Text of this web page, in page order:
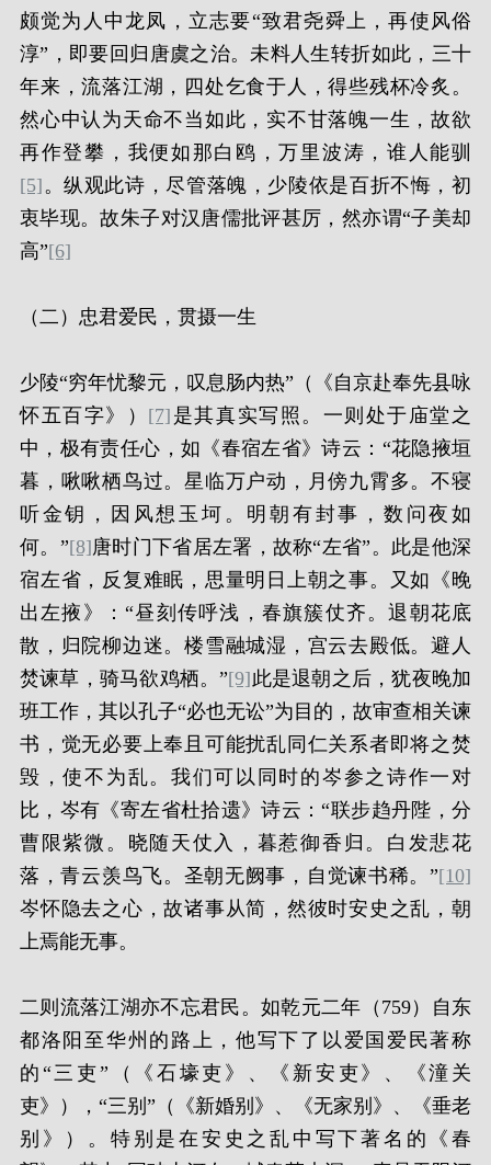
颇觉为人中龙凤，立志要“致君尧舜上，再使风俗
淳”，即要回归唐虞之治。未料人生转折如此，三十
年来，流落江湖，四处乞食于人，得些残杯冷炙。
然心中认为天命不当如此，实不甘落魄一生，故欲
再作登攀，我便如那白鸥，万里波涛，谁人能驯
[5]。纵观此诗，尽管落魄，少陵依是百折不悔，初
衷毕现。故朱子对汉唐儒批评甚厉，然亦谓“子美却
高”[6]
（二）忠君爱民，贯摄一生
少陵“穷年忧黎元，叹息肠内热”（《自京赴奉先县咏
怀五百字》） [7] 是其真实写照。一则处于庙堂之
中，极有责任心，如《春宿左省》诗云：“花隐掖垣
暮，啾啾栖鸟过。星临万户动，月傍九霄多。不寝
听金钥，因风想玉坷。明朝有封事，数问夜如
何。”[8]唐时门下省居左署，故称“左省”。此是他深
宿左省，反复难眠，思量明日上朝之事。又如《晚
出左掖》：“昼刻传呼浅，春旗簇仗齐。退朝花底
散，归院柳边迷。楼雪融城湿，宫云去殿低。避人
焚谏草，骑马欲鸡栖。”[9]此是退朝之后，犹夜晚加
班工作，其以孔子“必也无讼”为目的，故审查相关谏
书，觉无必要上奉且可能扰乱同仁关系者即将之焚
毁，使不为乱。我们可以同时的岑参之诗作一对
比，岑有《寄左省杜拾遗》诗云：“联步趋丹陛，分
曹限紫微。晓随天仗入，暮惹御香归。白发悲花
落，青云羡鸟飞。圣朝无阙事，自觉谏书稀。”[10]
岑怀隐去之心，故诸事从简，然彼时安史之乱，朝
上焉能无事。
二则流落江湖亦不忘君民。如乾元二年（759）自东
都洛阳至华州的路上，他写下了以爱国爱民著称
的“三吏”（《石壕吏》、《新安吏》、《潼关
吏》），“三别”（《新婚别》、《无家别》、《垂老
别》）。特别是在安史之乱中写下著名的《春